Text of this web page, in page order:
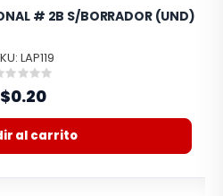
LAPIZ ARTESCO HEXAGONAL # 2B S/BORRADOR (UND)
LAP119
Rating:
0%
$0.20
al carrito